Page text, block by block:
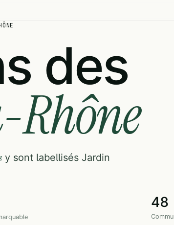
des
Rhône
y sont labellisés Jardin
48